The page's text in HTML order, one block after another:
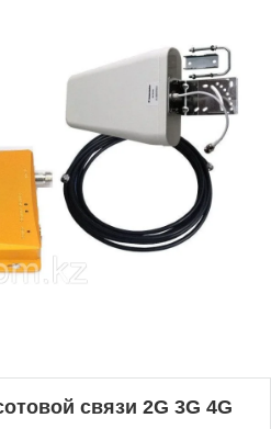
связи 2G 3G 4G